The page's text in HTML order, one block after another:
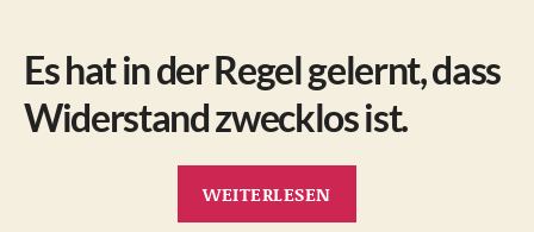
Es hat in der Regel gelernt, dass
Widerstand zwecklos ist.
WEITERLESEN